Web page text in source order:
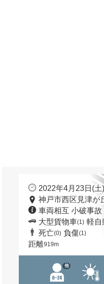
2022年4月23日(土
神戸市西区見津が
車両相互 小破事故
大型貨物車(1) 軽自
死亡(0) 負傷(1)
距離919m
他